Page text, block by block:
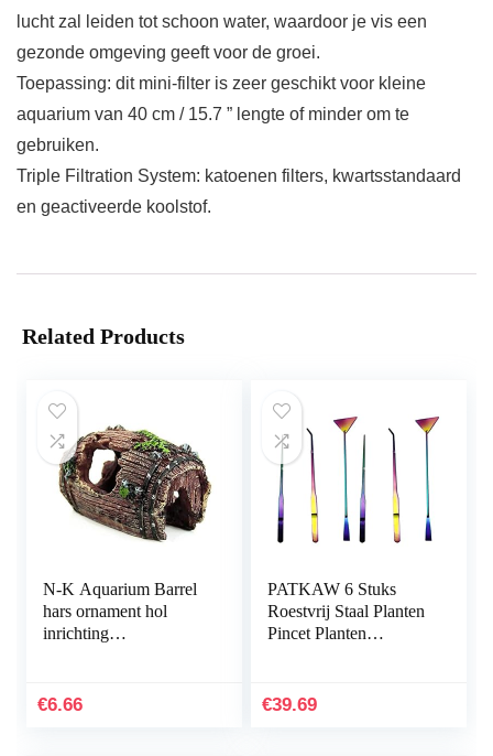
lucht zal leiden tot schoon water, waardoor je vis een
gezonde omgeving geeft voor de groei.
Toepassing: dit mini-filter is zeer geschikt voor kleine
aquarium van 40 cm / 15.7 ” lengte of minder om te
gebruiken.
Triple Filtration System: katoenen filters, kwartsstandaard
en geactiveerde koolstof.
Related Products
N-K Aquarium Barrel
hars ornament hol
inrichting
nuttig en praktisch
€6.66
PATKAW 6 Stuks
Roestvrij Staal Planten
Pincet Planten
Hulpmiddelen Instellen
€39.69